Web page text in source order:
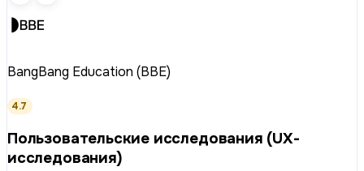
BangBang Education (BBE)
4.7
Пользовательские исследования (UX-
исследования)